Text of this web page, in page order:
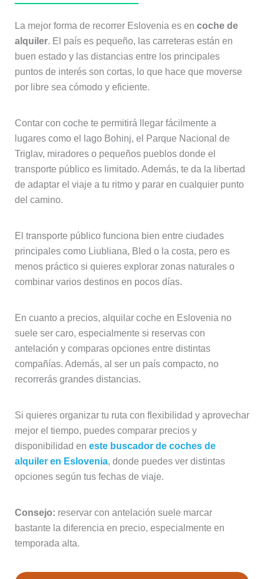
La mejor forma de recorrer Eslovenia es en coche de
alquiler. El país es pequeño, las carreteras están en
buen estado y las distancias entre los principales
puntos de interés son cortas, lo que hace que moverse
por libre sea cómodo y eficiente.
Contar con coche te permitirá llegar fácilmente a
lugares como el lago Bohinj, el Parque Nacional de
Triglav, miradores o pequeños pueblos donde el
transporte público es limitado. Además, te da la libertad
de adaptar el viaje a tu ritmo y parar en cualquier punto
del camino.
El transporte público funciona bien entre ciudades
principales como Liubliana, Bled o la costa, pero es
menos práctico si quieres explorar zonas naturales o
combinar varios destinos en pocos días.
En cuanto a precios, alquilar coche en Eslovenia no
suele ser caro, especialmente si reservas con
antelación y comparas opciones entre distintas
compañías. Además, al ser un país compacto, no
recorrerás grandes distancias.
Si quieres organizar tu ruta con flexibilidad y aprovechar
mejor el tiempo, puedes comparar precios y
disponibilidad en este buscador de coches de
alquiler en Eslovenia, donde puedes ver distintas
opciones según tus fechas de viaje.
Consejo: reservar con antelación suele marcar
bastante la diferencia en precio, especialmente en
temporada alta.